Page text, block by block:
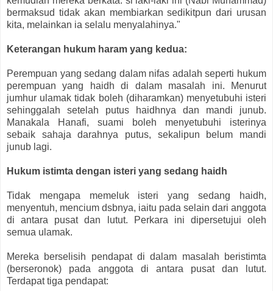
bermaksud tidak akan membiarkan sedikitpun dari urusan
kita, melainkan ia selalu menyalahinya."
Keterangan hukum haram yang kedua:
Perempuan yang sedang dalam nifas adalah seperti hukum
perempuan yang haidh di dalam masalah ini. Menurut
jumhur ulamak tidak boleh (diharamkan) menyetubuhi isteri
sehinggalah setelah putus haidhnya dan mandi junub.
Manakala Hanafi, suami boleh menyetubuhi isterinya
sebaik sahaja darahnya putus, sekalipun belum mandi
junub lagi.
Hukum istimta dengan isteri yang sedang haidh
Tidak mengapa memeluk isteri yang sedang haidh,
menyentuh, mencium dsbnya, iaitu pada selain dari anggota
di antara pusat dan lutut. Perkara ini dipersetujui oleh
semua ulamak.
Mereka berselisih pendapat di dalam masalah beristimta
(berseronok) pada anggota di antara pusat dan lutut.
Terdapat tiga pendapat: